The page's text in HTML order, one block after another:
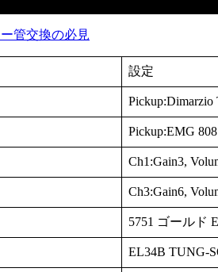
管交換の必見
設定
Pickup:Dimarzio
Pickup:EMG 808
Ch1:Gain3,
Ch3:Gain6,
5751 ゴールド
EL34B TUNG-